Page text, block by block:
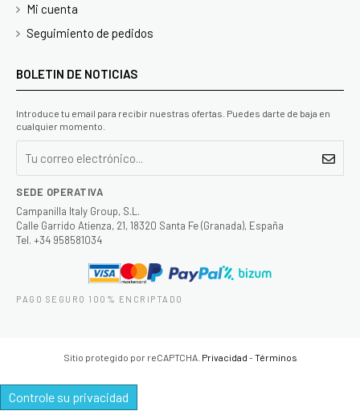
Mi cuenta
Seguimiento de pedidos
BOLETIN DE NOTICIAS
Introduce tu email para recibir nuestras ofertas. Puedes darte de baja en
cualquier momento.
SEDE OPERATIVA
Campanilla Italy Group, S.L.
Calle Garrido Atienza, 21, 18320 Santa Fe (Granada), España
Tel. +34 958581034
PAGO SEGURO 100% ENCRIPTADO
Sitio protegido por reCAPTCHA. Privacidad -Términos
Controle su privacidad